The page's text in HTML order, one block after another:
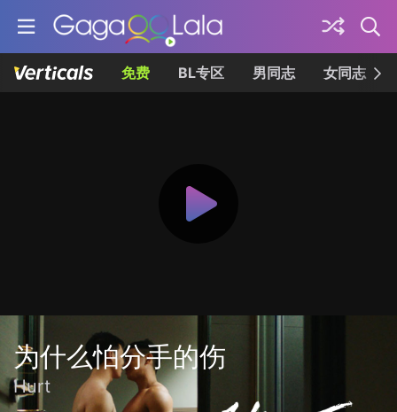
免费 BL专区 男同志 女同志
为什么怕分手的伤
Hurt